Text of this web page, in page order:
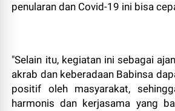
penularan dan Covid-19 ini bisa
"Selain itu, kegiatan ini sebagai
akrab dan keberadaan Babinsa
positif oleh masyarakat,
harmonis dan kerjasama yang